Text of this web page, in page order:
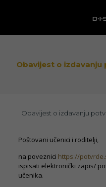
Obavijest o izdavanju
Obavijest o izdavanju
Poštovani učenici i roditelji,
na poveznici https://
ispisati elektronički zapis/
učenika.